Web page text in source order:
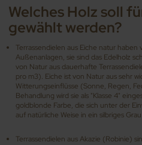
Welches Holz soll
gewählt werden?
Terrassendielen aus Eiche natur
Außenanlagen, sie sind das Edelholz
von Natur aus dauerhafte
pro m3). Eiche ist von Natur aus sehr
Witterungseinflüsse (Sonne, Regen,
Behandlung wird sie als "Klasse 4"
goldblonde Farbe, die sich unter der
auf natürliche Weise in ein silbriges
Terrassendielen aus Akazie (Robinie)